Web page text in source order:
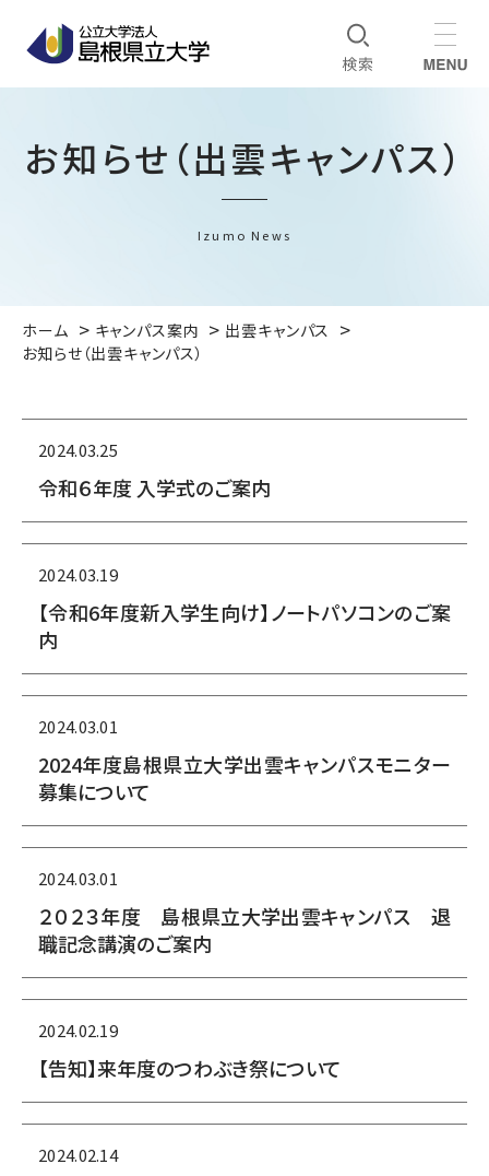
お知らせ（出雲キャンパス）
Izumo News
ホーム キャンパス案内
出雲キャンパス
お知らせ（出雲キャンパス）
2024.03.25
令和６年度 入学式のご案内
2024.03.19
【令和6年度新入学生向け】ノートパソコンのご案
内
2024.03.01
2024年度島根県立大学出雲キャンパスモニター
募集について
2024.03.01
２０２３年度 島根県立大学出雲キャンパス 退
職記念講演のご案内
2024.02.19
【告知】来年度のつわぶき祭について
2024.02.14